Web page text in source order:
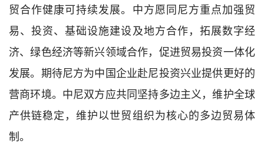
贸合作健康可持续发展。中方愿同尼方重点加强贸
易、投资、基础设施建设及地方合作，拓展数字经
济、绿色经济等新兴领域合作，促进贸易投资一体化
发展。期待尼方为中国企业赴尼投资兴业提供更好的
营商环境。中尼双方应共同坚持多边主义，维护全球
产供链稳定，维护以世贸组织为核心的多边贸易体
制。